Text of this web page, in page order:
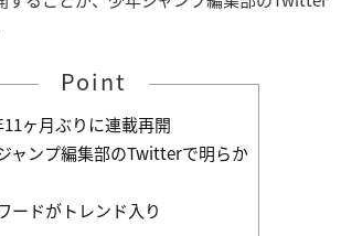
Point
ヶ月ぶりに連載再開
ャンプ編集部のTwitterで明らか
ードがトレンド入り